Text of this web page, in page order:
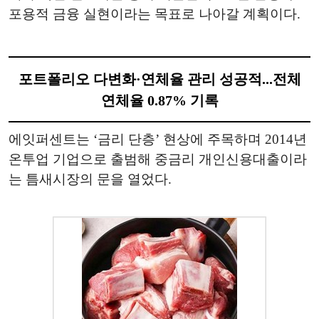
포용적 금융 실현이라는 목표로 나아갈 계획이다.
포트폴리오 다변화·연체율 관리 성공적...전체
연체율 0.87% 기록
에잇퍼센트는 ‘금리 단층’ 현상에 주목하며 2014년
온투업 기업으로 출범해 중금리 개인신용대출이라
는 틈새시장의 문을 열었다.